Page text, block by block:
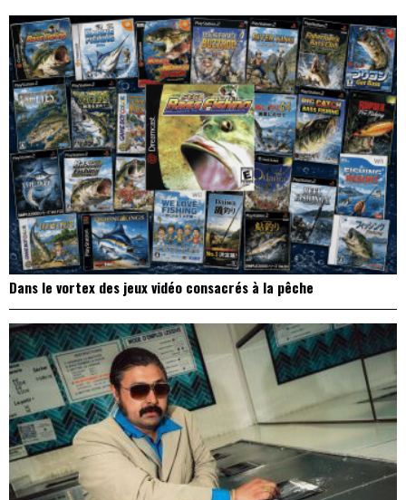
Dans le vortex des jeux vidéo consacrés à la pêche